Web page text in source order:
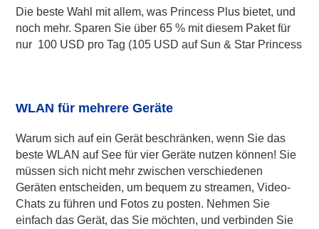
Die beste Wahl mit allem, was Princess Plus bietet, und
noch mehr. Sparen Sie über 65 % mit diesem Paket für
nur 100 USD pro Tag (105 USD auf Sun & Star Princess
WLAN für mehrere Geräte
Warum sich auf ein Gerät beschränken, wenn Sie das
beste WLAN auf See für vier Geräte nutzen können! Sie
müssen sich nicht mehr zwischen verschiedenen
Geräten entscheiden, um bequem zu streamen, Video-
Chats zu führen und Fotos zu posten. Nehmen Sie
einfach das Gerät, das Sie möchten, und verbinden Sie